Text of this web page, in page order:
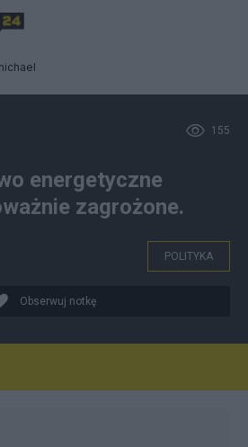
155
energetyczne
zagrożone.
POLITYKA
Obserwuj notkę